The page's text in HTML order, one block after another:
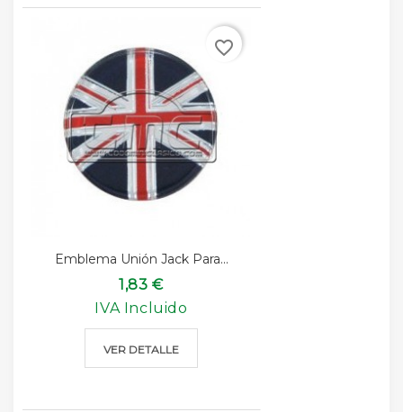
Emblema Unión Jack Para...
1,83 €
IVA Incluido
VER DETALLE
favorite_border